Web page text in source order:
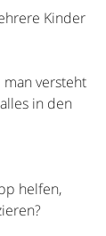
Kinder
versteht
in den
helfen,